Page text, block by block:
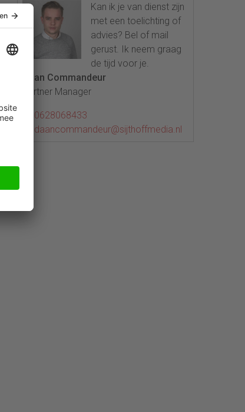
Kan ik je van dienst zijn
met een toelichting of
advies? Bel of mail
gerust. Ik neem graag
de tijd voor je.
Daan Commandeur
Partner Manager
0628068433
daancommandeur@sijthoffmedia.nl